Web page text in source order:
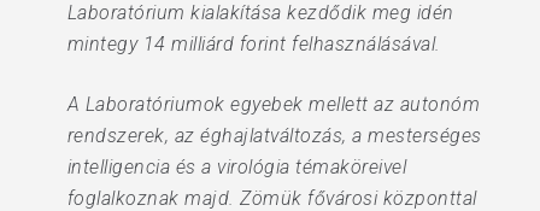
Laboratórium kialakítása kezdődik meg idén
mintegy 14 milliárd forint felhasználásával.
A Laboratóriumok egyebek mellett az autonóm
rendszerek, az éghajlatváltozás, a mesterséges
intelligencia és a virológia témaköreivel
foglalkoznak majd. Zömük fővárosi központtal